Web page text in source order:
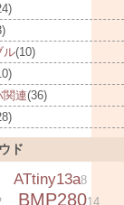
ル(10)
関連(36)
ド
ATtiny13a8
BMP28014